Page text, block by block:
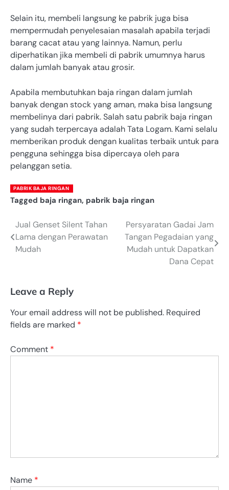
Selain itu, membeli langsung ke pabrik juga bisa
mempermudah penyelesaian masalah apabila terjadi
barang cacat atau yang lainnya. Namun, perlu
diperhatikan jika membeli di pabrik umumnya harus
dalam jumlah banyak atau grosir.
Apabila membutuhkan baja ringan dalam jumlah
banyak dengan stock yang aman, maka bisa langsung
membelinya dari pabrik. Salah satu pabrik baja ringan
yang sudah terpercaya adalah Tata Logam. Kami selalu
memberikan produk dengan kualitas terbaik untuk para
pengguna sehingga bisa dipercaya oleh para
pelanggan setia.
PABRIK BAJA RINGAN
Tagged baja ringan, pabrik baja ringan
Post
navigation
Jual Genset Silent Tahan
Lama dengan Perawatan
Mudah
Persyaratan Gadai Jam
Tangan Pegadaian yang
Mudah untuk Dapatkan
Dana Cepat
Leave a Reply
Your email address will not be published. Required
fields are marked *
Comment *
Name *